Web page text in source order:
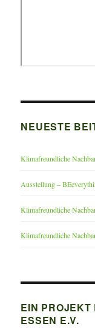
NEUESTE
Klimafreundliche
Ausstellung –
Klimafreundliche
Klimafreundliche
EIN
ESSEN E.V.